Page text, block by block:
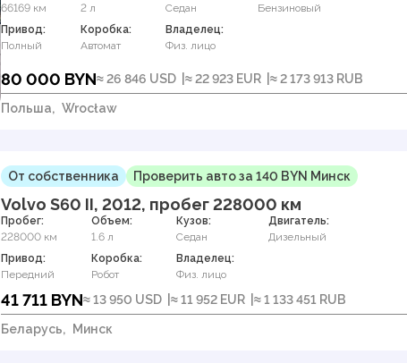
66169 км
2 л
Седан
Бензиновый
Привод:
Полный
Коробка:
Автомат
Владелец:
Физ. лицо
80 000 BYN≈ 26 846 USD ≈ 22 923 EUR ≈ 2 173 913 RUB
Польша, Wrocław
От собственника Проверить авто за 140 BYN Минск
Volvo S60 II, 2012, пробег 228000 км
Пробег:
228000 км
Объем:
1.6 л
Кузов:
Седан
Двигатель:
Дизельный
Привод:
Передний
Коробка:
Робот
Владелец:
Физ. лицо
41 711 BYN≈ 13 950 USD ≈ 11 952 EUR ≈ 1 133 451 RUB
Беларусь, Минск